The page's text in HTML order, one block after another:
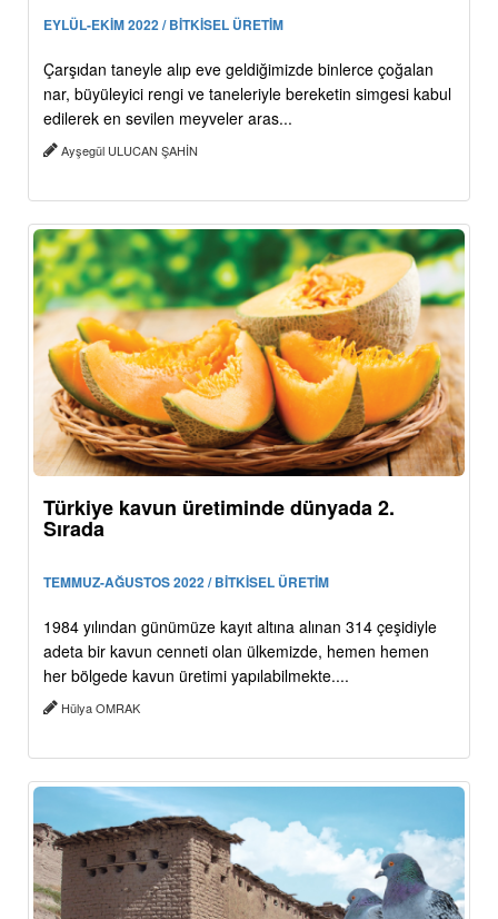
EYLÜL-EKİM 2022 / BİTKİSEL ÜRETİM
Çarşıdan taneyle alıp eve geldiğimizde binlerce çoğalan
nar, büyüleyici rengi ve taneleriyle bereketin simgesi kabul
edilerek en sevilen meyveler aras...
Ayşegül ULUCAN ŞAHİN
Türkiye kavun üretiminde dünyada 2.
Sırada
TEMMUZ-AĞUSTOS 2022 / BİTKİSEL ÜRETİM
1984 yılından günümüze kayıt altına alınan 314 çeşidiyle
adeta bir kavun cenneti olan ülkemizde, hemen hemen
her bölgede kavun üretimi yapılabilmekte....
Hülya OMRAK